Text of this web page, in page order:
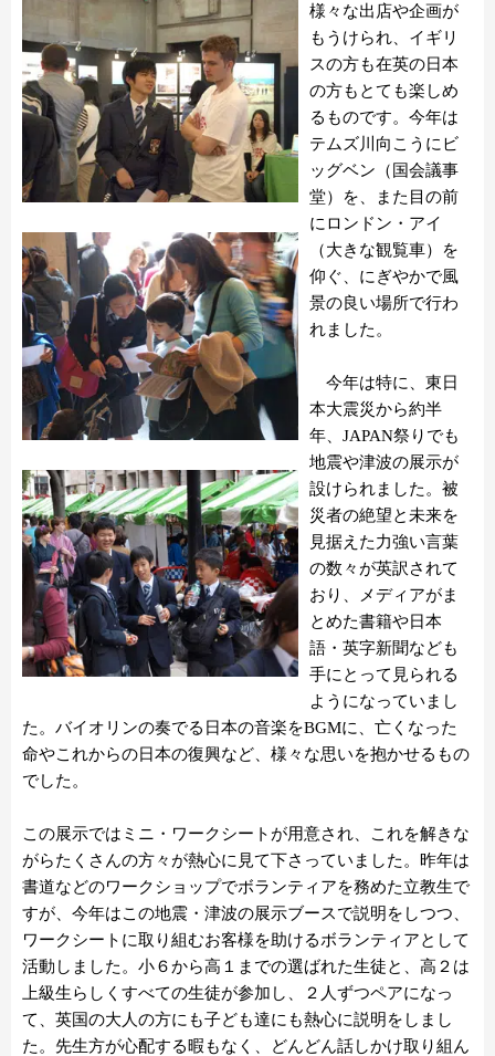
様々な出店や企画が
もうけられ、イギリ
スの方も在英の日本
の方もとても楽しめ
るものです。今年は
テムズ川向こうにビ
ッグベン（国会議事
堂）を、また目の前
にロンドン・アイ
（大きな観覧車）を
仰ぐ、にぎやかで風
景の良い場所で行わ
れました。
今年は特に、東日
本大震災から約半
年、JAPAN祭りでも
地震や津波の展示が
設けられました。被
災者の絶望と未来を
見据えた力強い言葉
の数々が英訳されて
おり、メディアがま
とめた書籍や日本
語・英字新聞なども
手にとって見られる
ようになっていまし
た。バイオリンの奏でる日本の音楽をBGMに、亡くなった
命やこれからの日本の復興など、様々な思いを抱かせるもの
でした。
この展示ではミニ・ワークシートが用意され、これを解きな
がらたくさんの方々が熱心に見て下さっていました。昨年は
書道などのワークショップでボランティアを務めた立教生で
すが、今年はこの地震・津波の展示ブースで説明をしつつ、
ワークシートに取り組むお客様を助けるボランティアとして
活動しました。小６から高１までの選ばれた生徒と、高２は
上級生らしくすべての生徒が参加し、２人ずつペアになっ
て、英国の大人の方にも子ども達にも熱心に説明をしまし
た。先生方が心配する暇もなく、どんどん話しかけ取り組ん